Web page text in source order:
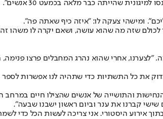
ומישהי צעקה לו: "איזה כיף שאתה פה".
לכולם שזה מה שהוא עושה, ושאם יקרה לו משהו
אחרי שהוא נהרג המחבלים פרצו פנימה,
את כל התשתיות כדי שתהיה לנו אפשרות
והתושייה של אנשים שהצילו חיים במרחב
שישי קברנו את ענר וביום ראשון ישבנו שבעה".
אירוע היסטורי. אני צריכה לעשות הכל כדי